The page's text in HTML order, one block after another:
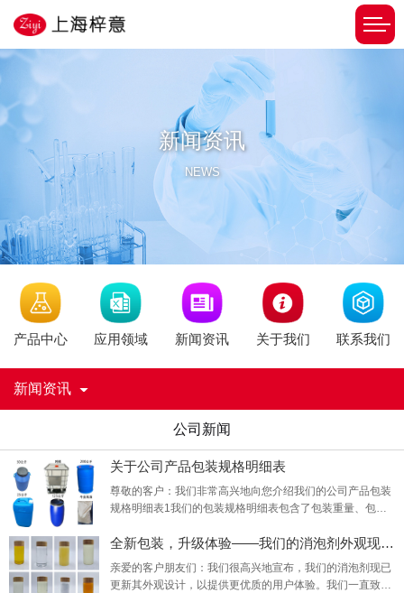
新闻资讯
NEWS
产品中心 应用领域 新闻资讯 关于我们 联系我们
新闻资讯
公司新闻
关于公司产品包装规格明细表
尊敬的客户：我们非常高兴地向您介绍我们的公司产品包装
规格明细表1我们的包装规格明细表包含了包装重量、包装
息。
全新包装，升级体验——我们的消泡剂外观现已
亲爱的客户朋友们：我们很高兴地宣布，我们的消泡剂现已
更新其外观设计，以提供更优质的用户体验。我们一直致力